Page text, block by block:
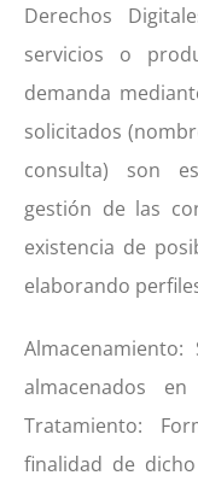
Derechos
servicios o
demanda
solicitados
consulta) son
gestión de las
existencia de
elaborando
almacenados
Tratamiento:
finalidad de